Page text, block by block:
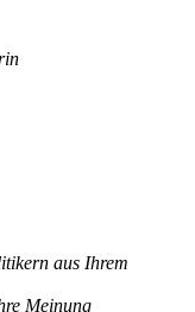
aus Ihrem
Meinung